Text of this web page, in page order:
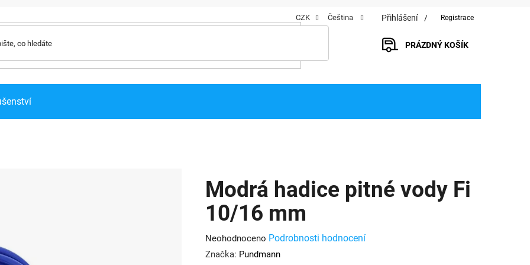
CZK Čeština Přihlášení Registrace
PRÁZDNÝ KOŠÍK
Modrá hadice pitné vody Fi
10/16 mm
Průměrné
hodnocení
Neohodnoceno Podrobnosti hodnocení
Značka: Pundmann